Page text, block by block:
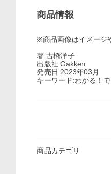
商品情報
※商品画像はイメージ
著:古橋洋子
出版社:Gakken
発売日:2023年03月
キーワード:わかる！
商品カテゴリ